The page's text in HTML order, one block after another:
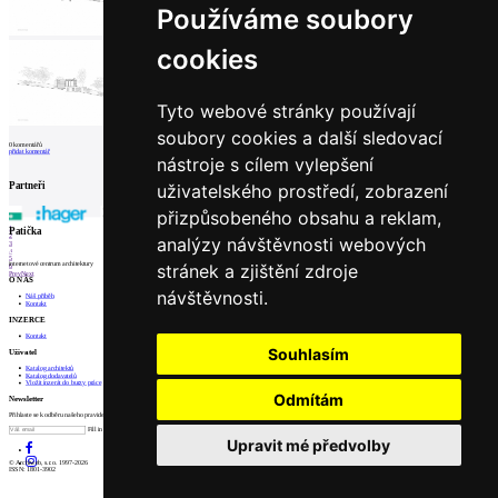
Používáme soubory
cookies
Tyto webové stránky používají
soubory cookies a další sledovací
nástroje s cílem vylepšení
uživatelského prostředí, zobrazení
přizpůsobeného obsahu a reklam,
analýzy návštěvnosti webových
stránek a zjištění zdroje
návštěvnosti.
Souhlasím
Odmítám
Upravit mé předvolby
0komentářů
přidat komentář
Partneři
1
2
3
4
5
6
PrevNext
Patička
internetové centrum architektury
O NÁS
Náš příběh
Kontakt
INZERCE
Kontakt
Uživatel
Katalog architektů
Katalog dodavatelů
Vložit inzerát do burzy práce
Newsletter
Přihlaste se k odběru našeho pravidelného týdenního newsletteru:
Fill in „nospam“
© Archiweb, s.r.o. 1997-2026
ISSN: 1801-3902